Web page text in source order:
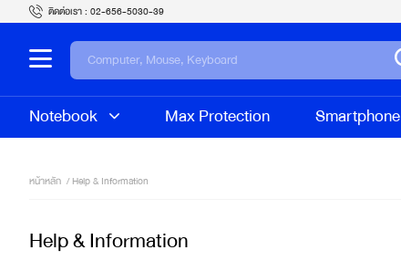
ติดต่อเรา : 02-656-5030-39
Notebook Max Protection Smartphone
หน้าหลัก / Help & Information
Help & Information